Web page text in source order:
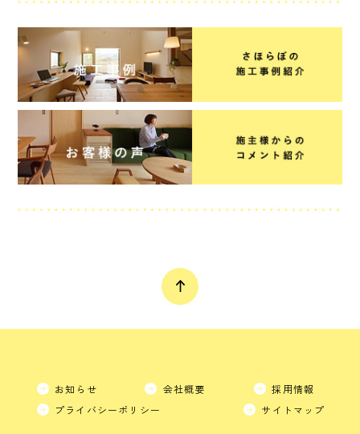
お知らせ 会社概要
採用情報
プライバシーポリシー
サイトマップ